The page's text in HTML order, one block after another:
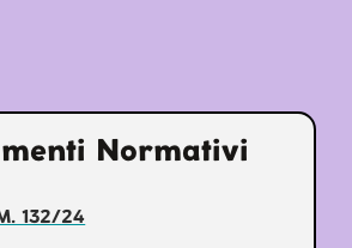
Normativi
132/24